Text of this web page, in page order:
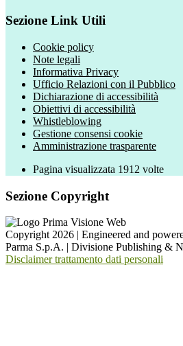
Sezione Link Utili
Cookie policy
Note legali
Informativa Privacy
Ufficio Relazioni con il Pubblico
Dichiarazione di accessibilità
Obiettivi di accessibilità
Whistleblowing
Gestione consensi cookie
Amministrazione trasparente
Pagina visualizzata 1912 volte
Sezione Copyright
Copyright 2026 | Engineered and
Parma S.p.A. | Divisione Publishing &
Disclaimer trattamento dati personali